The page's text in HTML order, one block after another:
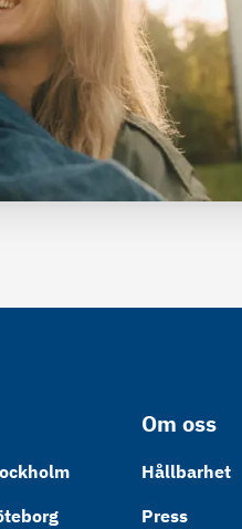
Om oss
Hållbarhet
Press